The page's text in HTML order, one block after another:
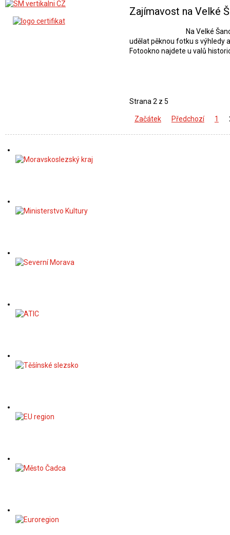
Zajímavost na Velké
Na Velké
udělat pěknou fotku s výhledy
Fotookno najdete u valů
Strana 2 z 5
Začátek Předchozí 1